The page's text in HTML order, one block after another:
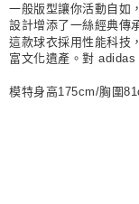
一般版型讓你活動自如
設計增添了一絲經典傳
這款球衣採用性能科技
富文化遺產。對 adidas
模特身高175cm/胸圍